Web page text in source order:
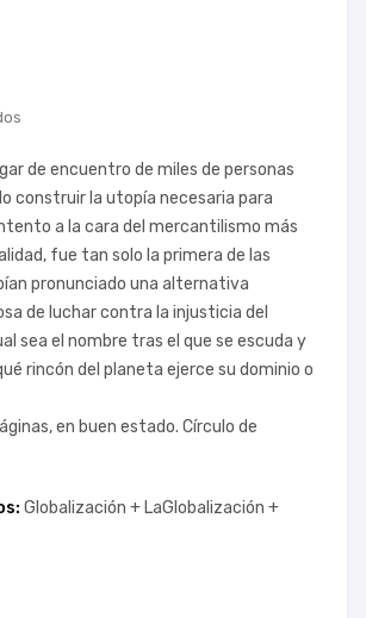
de encuentro de miles de personas
construir la utopía necesaria para
a la cara del mercantilismo más
fue tan solo la primera de las
pronunciado una alternativa
de luchar contra la injusticia del
sea el nombre tras el que se escuda y
rincón del planeta ejerce su dominio o
en buen estado. Círculo de
Globalización + LaGlobalización +